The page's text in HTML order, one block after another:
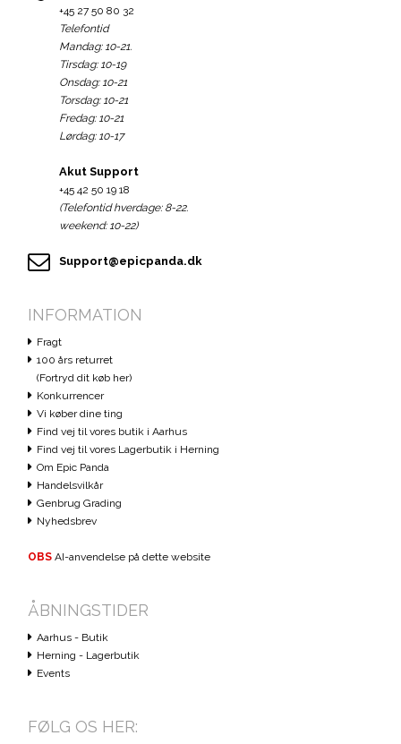
+45 27 50 80 32
Telefontid
Mandag: 10-21.
Tirsdag: 10-19
Onsdag: 10-21
Torsdag: 10-21
Fredag: 10-21
Lørdag: 10-17
Akut Support
+45 42 50 19 18
(Telefontid hverdage: 8-22.
weekend: 10-22)
Support@epicpanda.dk
INFORMATION
Fragt
100 års returret
(Fortryd dit køb her)
Konkurrencer
Vi køber dine ting
Find vej til vores butik i Aarhus
Find vej til vores Lagerbutik i Herning
Om Epic Panda
Handelsvilkår
Genbrug Grading
Nyhedsbrev
OBS AI-anvendelse på dette website
ÅBNINGSTIDER
Aarhus - Butik
Herning - Lagerbutik
Events
FØLG OS HER: